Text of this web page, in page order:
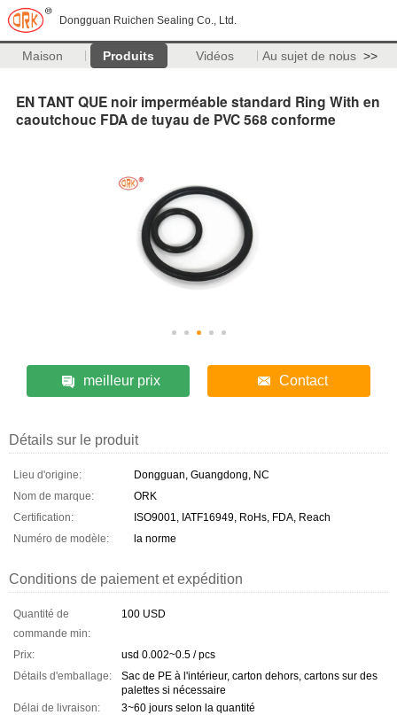
Dongguan Ruichen Sealing Co., Ltd.
Maison Produits Vidéos Au sujet de nous >>
EN TANT QUE noir imperméable standard Ring With en
caoutchouc FDA de tuyau de PVC 568 conforme
meilleur prix Contact
Détails sur le produit
Lieu d'origine:
Dongguan, Guangdong, NC
Nom de marque:
ORK
Certification:
ISO9001, IATF16949, RoHs, FDA, Reach
Numéro de modèle:
la norme
Conditions de paiement et expédition
Quantité de
commande min:
100 USD
Prix:
usd 0.002~0.5 / pcs
Détails d'emballage:
Sac de PE à l'intérieur, carton dehors, cartons sur des
palettes si nécessaire
Délai de livraison:
3~60 jours selon la quantité